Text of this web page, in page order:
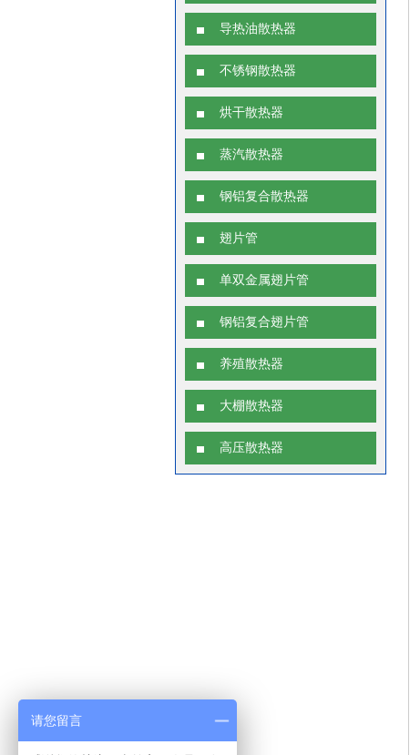
导热油散热器
不锈钢散热器
烘干散热器
蒸汽散热器
钢铝复合散热器
翅片管
单双金属翅片管
钢铝复合翅片管
养殖散热器
大棚散热器
高压散热器
请您留言